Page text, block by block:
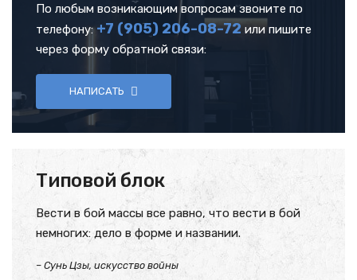
По любым возникающим вопросам звоните по
телефону:+7 (905) 206-08-72 или пишите
через форму обратной связи:
НАПИСАТЬ
Типовой блок
Вести в бой массы все равно, что вести в бой
немногих: дело в форме и названии.
– Сунь Цзы, искусство войны